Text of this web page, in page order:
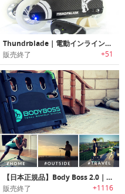
Thundrblade｜電動インラインスケート「サンダーブレード」
販売終了 +51
【日本正規品】Body Boss 2.0｜ポータブルホームフィットネスジム「ボディーボス2.0」
販売終了 +1116